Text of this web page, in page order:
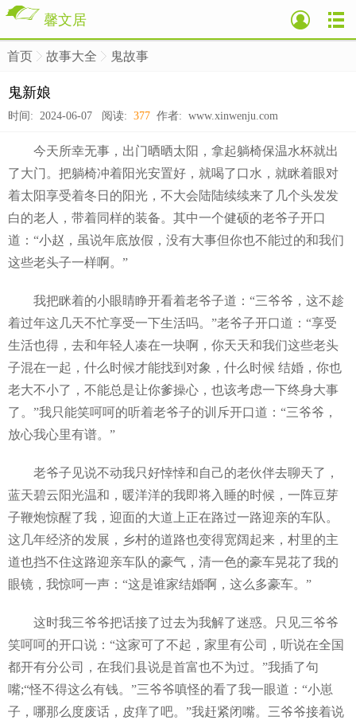
馨文居
首页 故事大全 鬼故事
鬼新娘
时间: 2024-06-07 阅读: 377 作者: www.xinwenju.com
今天所幸无事，出门晒晒太阳，拿起躺椅保温水杯就出
了大门。把躺椅冲着阳光安置好，就喝了口水，就眯着眼对
着太阳享受着冬日的阳光，不大会陆陆续续来了几个头发发
白的老人，带着同样的装备。其中一个健硕的老爷子开口
道：“小赵，虽说年底放假，没有大事但你也不能过的和我们
这些老头子一样啊。”
我把眯着的小眼睛睁开看着老爷子道：“三爷爷，这不趁
着过年这几天不忙享受一下生活吗。”老爷子开口道：“享受
生活也得，去和年轻人凑在一块啊，你天天和我们这些老头
子混在一起，什么时候才能找到对象，什么时候 结婚，你也
老大不小了，不能总是让你爹操心，也该考虑一下终身大事
了。”我只能笑呵呵的听着老爷子的训斥开口道：“三爷爷，
放心我心里有谱。”
老爷子见说不动我只好悻悻和自己的老伙伴去聊天了，
蓝天碧云阳光温和，暖洋洋的我即将入睡的时候，一阵豆芽
子鞭炮惊醒了我，迎面的大道上正在路过一路迎亲的车队。
这几年经济的发展，乡村的道路也变得宽阔起来，村里的主
道也挡不住这路迎亲车队的豪气，清一色的豪车晃花了我的
眼镜，我惊呵一声：“这是谁家结婚啊，这么多豪车。”
这时我三爷爷把话接了过去为我解了迷惑。只见三爷爷
笑呵呵的开口说：“这家可了不起，家里有公司，听说在全国
都开有分公司，在我们县说是首富也不为过。”我插了句
嘴;“怪不得这么有钱。”三爷爷嗔怪的看了我一眼道：“小崽
子，哪那么度废话，皮痒了吧。”我赶紧闭嘴。三爷爷接着说